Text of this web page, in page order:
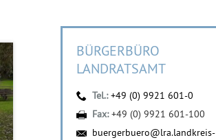
BÜRGERBÜRO
LANDRATSAMT
Tel.:+49 (0) 9921 601-0
Fax:+49 (0) 9921 601-100
buergerbuero@lra.landkreis-